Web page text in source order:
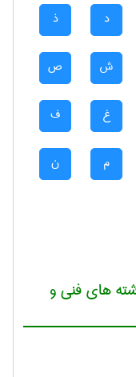
د ذ
ش ص
غ ف
م ن
های فنی و